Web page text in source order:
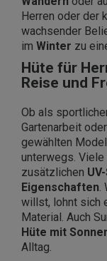
Herren oder der
wachsender
im Winter zu
Hüte für
Reise und
Ob als
Gartenarbeit
gewählten
unterwegs. Viele
zusätzlichen
Eigenschaften
willst, lohnt sich
Material. Auch
Hüte mit
Alltag.